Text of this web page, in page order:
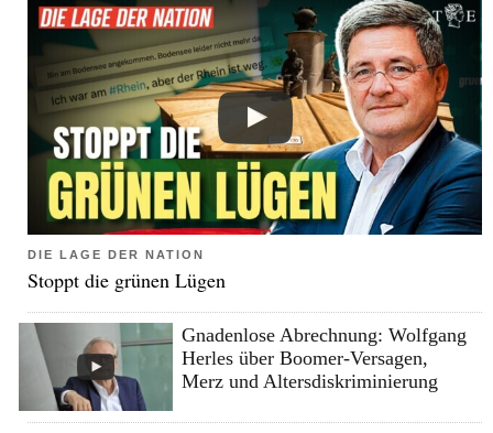
DIE LAGE DER NATION
Stoppt die grünen Lügen
Gnadenlose Abrechnung: Wolfgang
Herles über Boomer-Versagen,
Merz und Altersdiskriminierung